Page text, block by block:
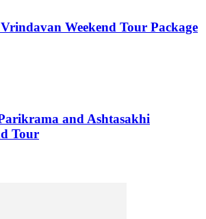
Weekend Tour Package
and Ashtasakhi
Tour